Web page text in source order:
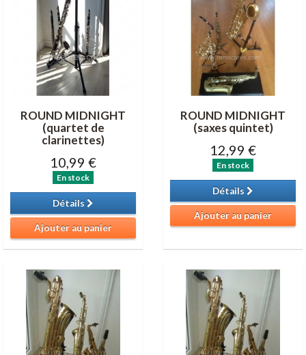
ROUND MIDNIGHT
(quartet de
clarinettes)
10,99 €
En stock
Détails
Ajouter au panier
ROUND MIDNIGHT
(saxes quintet)
12,99 €
En stock
Détails
Ajouter au panier